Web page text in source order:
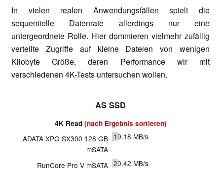
In vielen realen Anwendungsfällen spielt die
sequentielle Datenrate allerdings nur eine
untergeordnete Rolle. Hier dominieren vielmehr zufällig
verteilte Zugriffe auf kleine Dateien von wenigen
Kilobyte Größe, deren Performance wir mit
verschiedenen 4K-Tests untersuchen wollen.
AS SSD
4K Read (nach Ergebnis sortieren)
ADATA XPG SX300 128 GB
mSATA
19.18 MB/s
RunCore Pro V mSATA 20.42 MB/s